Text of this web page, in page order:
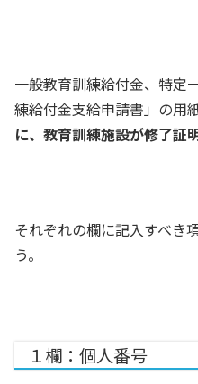
一般教育訓練給付金、特定
練給付金支給申請書」の用
に、教育訓練施設が修了証
それぞれの欄に記入すべき
う。
１欄：個人番号